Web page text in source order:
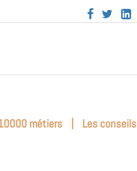
  
métiers | Les conseils